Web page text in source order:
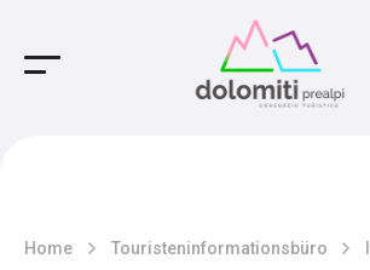
Main Navigation
Home Touristeninformationsbüro